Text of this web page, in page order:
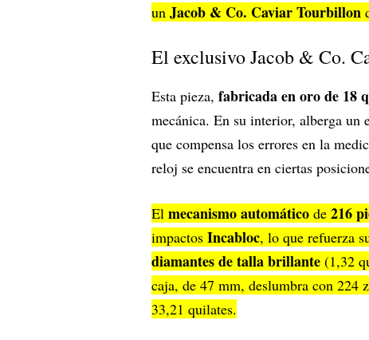
un Jacob & Co. Caviar Tourbillon
El exclusivo Jacob & Co.
Esta pieza, fabricada en oro de 18
mecánica. En su interior, alberga un
que compensa los errores en la
reloj se encuentra en ciertas
El mecanismo automático de 216
impactos Incabloc, lo que refuerza
diamantes de talla brillante (1,32
caja, de 47 mm, deslumbra con 224
33,21 quilates.